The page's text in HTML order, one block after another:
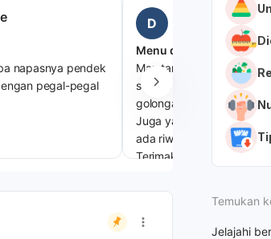
napasnya pendek
pegal-pegal
D Desy Ratnasari
3 minggu lalu
Menu diet sehat
Mau tanya dok, Menu
seperti apa ya dok? Kalau
golongan darah O.
Juga yang aman untuk
ada riwayat asam
Terimakasih
Temukan
Jelajahi